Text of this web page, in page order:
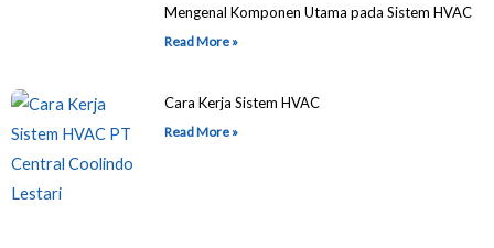
Mengenal Komponen Utama pada Sistem HVAC
Read More »
Cara Kerja Sistem HVAC
Read More »